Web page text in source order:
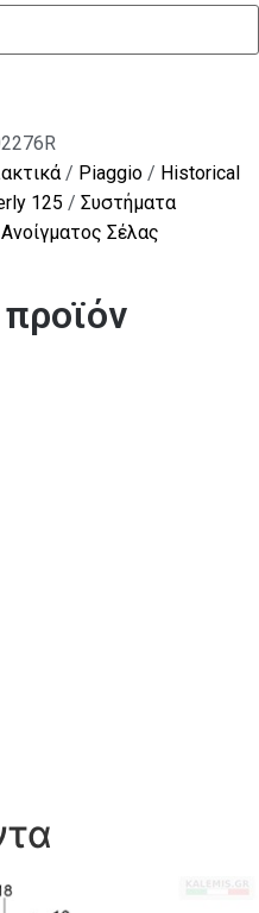
/ Piaggio / Historical
125 / Συστήματα
Σέλας